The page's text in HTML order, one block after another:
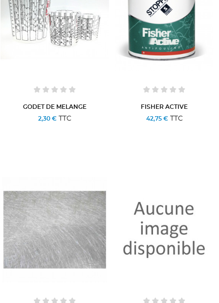
GODET DE MELANGE
2,30 € TTC
FISHER ACTIVE
42,75 €TTC